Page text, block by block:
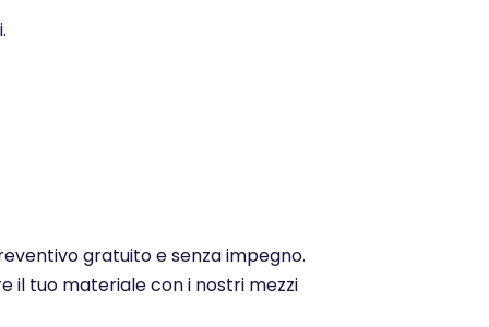
gratuito e senza impegno.
il tuo materiale con i nostri mezzi